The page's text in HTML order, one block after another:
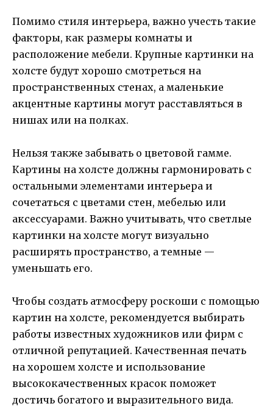
Помимо стиля интерьера, важно учесть такие
факторы, как размеры комнаты и
расположение мебели. Крупные картинки на
холсте будут хорошо смотреться на
пространственных стенах, а маленькие
акцентные картины могут расставляться в
нишах или на полках.
Нельзя также забывать о цветовой гамме.
Картины на холсте должны гармонировать с
остальными элементами интерьера и
сочетаться с цветами стен, мебелью или
аксессуарами. Важно учитывать, что светлые
картинки на холсте могут визуально
расширять пространство, а темные —
уменьшать его.
Чтобы создать атмосферу роскоши с помощью
картин на холсте, рекомендуется выбирать
работы известных художников или фирм с
отличной репутацией. Качественная печать
на хорошем холсте и использование
высококачественных красок поможет
достичь богатого и выразительного вида.